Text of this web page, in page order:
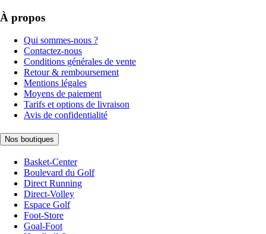
À propos
Qui sommes-nous ?
Contactez-nous
Conditions générales de vente
Retour & remboursement
Mentions légales
Moyens de paiement
Tarifs et options de livraison
Avis de confidentialité
Nos boutiques
Basket-Center
Boulevard du Golf
Direct Running
Direct-Volley
Espace Golf
Foot-Store
Goal-Foot